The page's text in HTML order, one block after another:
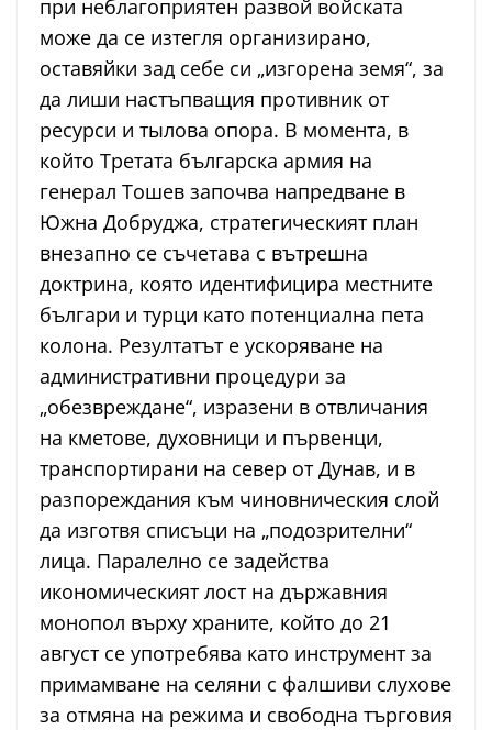
при неблагоприятен развой войската
може да се изтегля организирано,
оставяйки зад себе си „изгорена земя“, за
да лиши настъпващия противник от
ресурси и тылова опора. В момента, в
който Третата българска армия на
генерал Тошев започва напредване в
Южна Добруджа, стратегическият план
внезапно се съчетава с вътрешна
доктрина, която идентифицира местните
българи и турци като потенциална пета
колона. Резултатът е ускоряване на
административни процедури за
„обезвреждане“, изразени в отвличания
на кметове, духовници и първенци,
транспортирани на север от Дунав, и в
разпореждания към чиновническия слой
да изготвя списъци на „подозрителни“
лица. Паралелно се задейства
икономическият лост на държавния
монопол върху храните, който до 21
август се употребява като инструмент за
примамване на селяни с фалшиви слухове
за отмяна на режима и свободна търговия